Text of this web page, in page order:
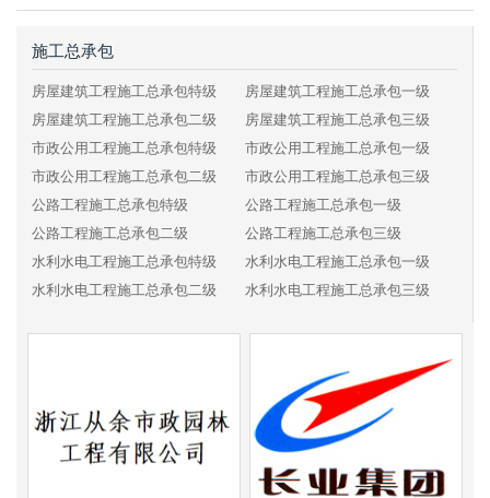
施工总承包
房屋建筑工程施工总承包特级
房屋建筑工程施工总承包一级
房屋建筑工程施工总承包二级
房屋建筑工程施工总承包三级
市政公用工程施工总承包特级
市政公用工程施工总承包一级
市政公用工程施工总承包二级
市政公用工程施工总承包三级
公路工程施工总承包特级
公路工程施工总承包一级
公路工程施工总承包二级
公路工程施工总承包三级
水利水电工程施工总承包特级
水利水电工程施工总承包一级
水利水电工程施工总承包二级
水利水电工程施工总承包三级
铁路工程施工总承包一级
铁路工程施工总承包三级
港口与航道工程施工总承包特级
港口与航道工程施工总承包一级
港口与航道工程施工总承包二级
矿山工程施工总承包一级